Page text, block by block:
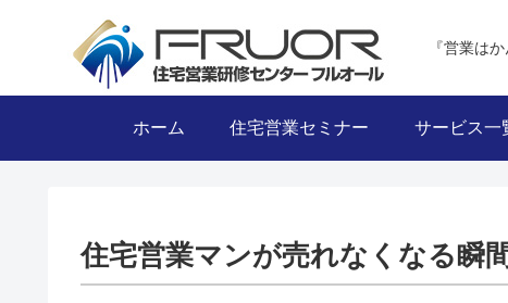
『営業は
ホーム 住宅営業セミナー サービス一
住宅営業マンが売れなくなる瞬